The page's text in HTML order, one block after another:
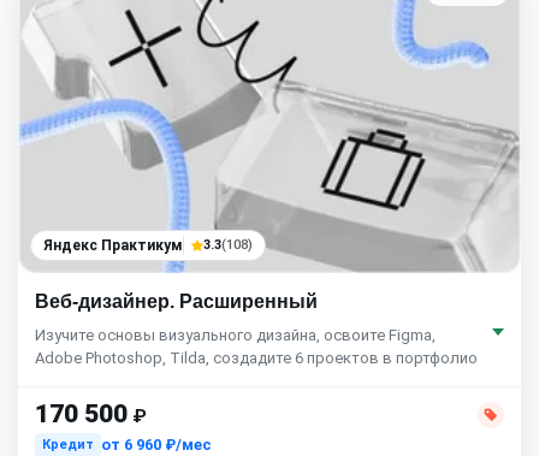
Яндекс Практикум 3.3(108)
Веб-дизайнер. Расширенный
Изучите основы визуального дизайна, освоите Figma,
Adobe Photoshop, Tilda, создадите 6 проектов в портфолио
170 500 ₽
Кредит от 6 960 ₽/мес